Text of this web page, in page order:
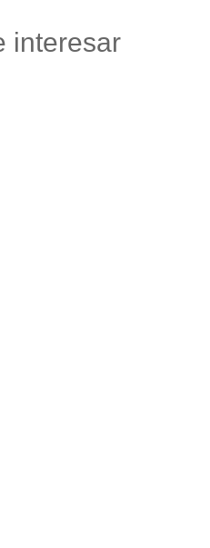
interesar